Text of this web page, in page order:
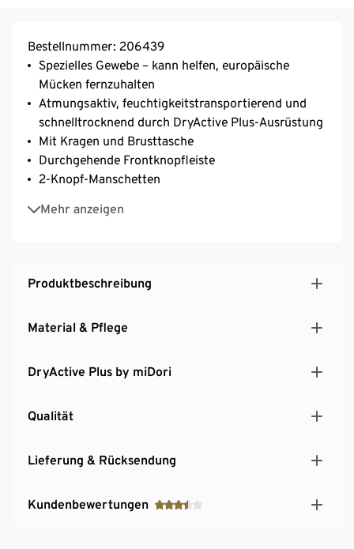
Bestellnummer: 206439
Spezielles Gewebe – kann helfen, europäische
Mücken fernzuhalten
Atmungsaktiv, feuchtigkeitstransportierend und
schnelltrocknend durch DryActive Plus-Ausrüstung
Mit Kragen und Brusttasche
Durchgehende Frontknopfleiste
2-Knopf-Manschetten
Mehr anzeigen
Abgerundetem Saum und längere Rückenpartie
Mit nachhaltiger Baumwolle
Produktbeschreibung
Material & Pflege
DryActive Plus by miDori
Qualität
Lieferung & Rücksendung
Kundenbewertungen